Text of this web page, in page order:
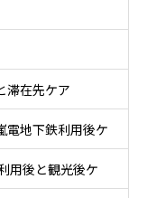
滞在先ケア
電地下鉄利用後ケ
用後と観光後ケ